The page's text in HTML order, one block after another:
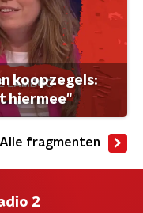
koopzegels:
hiermee"
Alle fragmenten
2